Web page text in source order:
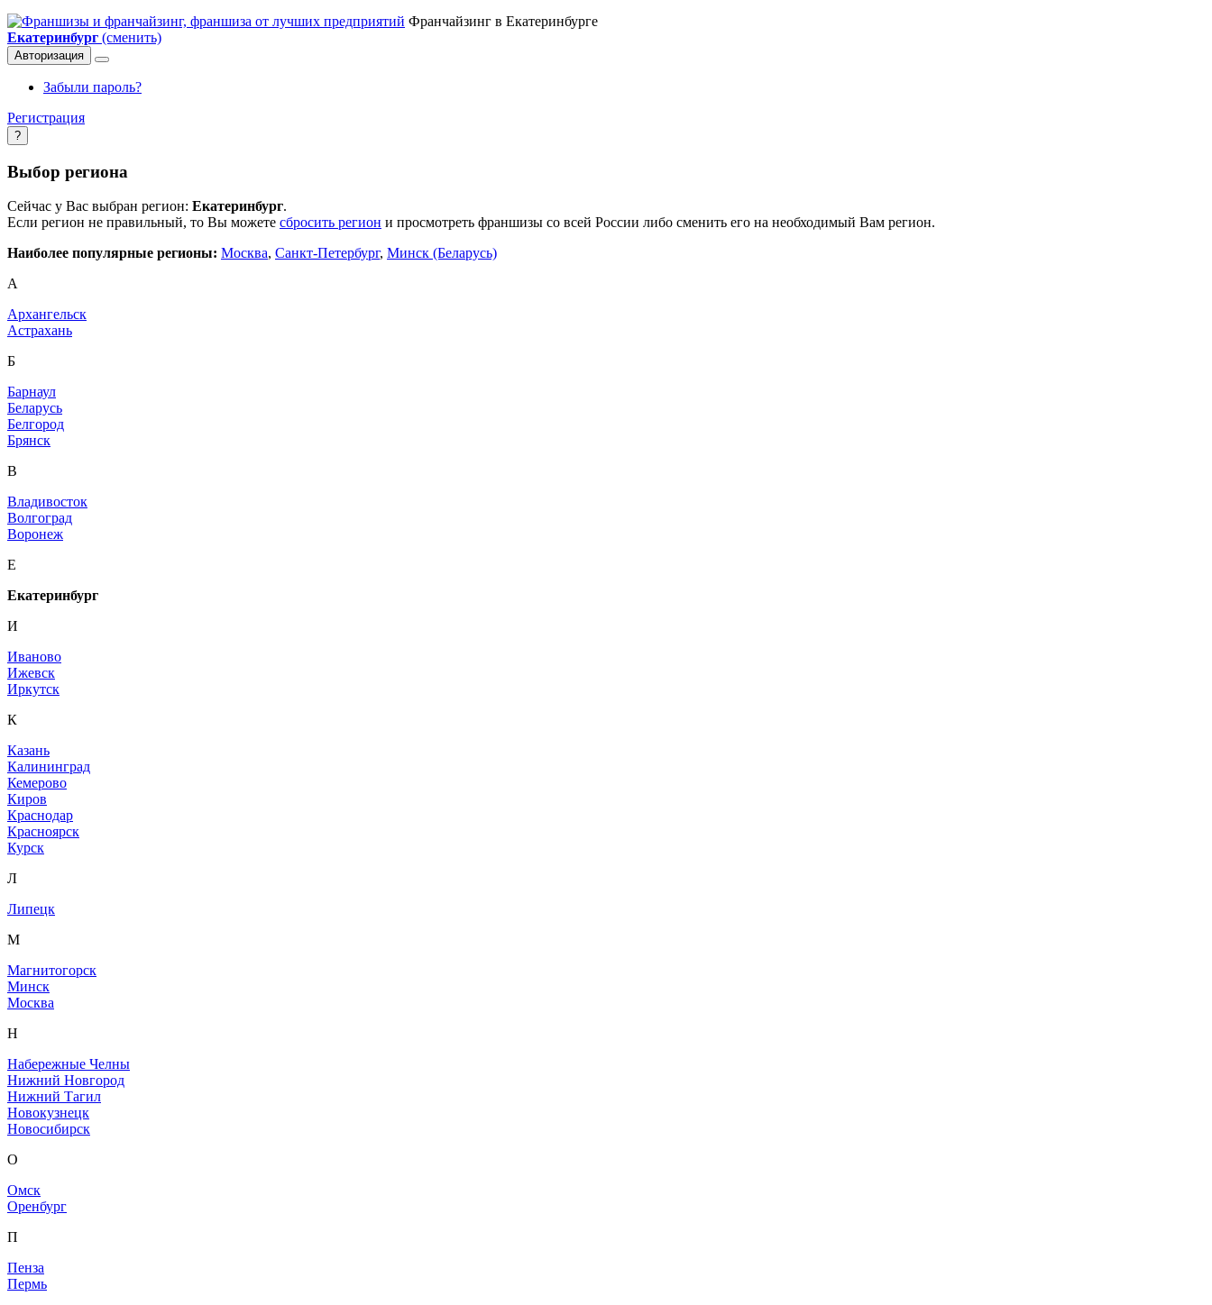
Франчайзинг в Екатеринбурге
Екатеринбург (сменить)
Авторизация
Забыли пароль?
Регистрация
?
Выбор региона
Сейчас у Вас выбран регион: Екатеринбург.
Если регион не правильный, то Вы можете сбросить регион и просмотреть франшизы со всей России либо сменить его на необходимый Вам регион.
Наиболее популярные регионы: Москва, Санкт-Петербург, Минск (Беларусь)
А
Архангельск
Астрахань
Б
Барнаул
Беларусь
Белгород
Брянск
В
Владивосток
Волгоград
Воронеж
Е
Екатеринбург
И
Иваново
Ижевск
Иркутск
К
Казань
Калининград
Кемерово
Киров
Краснодар
Красноярск
Курск
Л
Липецк
М
Магнитогорск
Минск
Москва
Н
Набережные Челны
Нижний Новгород
Нижний Тагил
Новокузнецк
Новосибирск
О
Омск
Оренбург
П
Пенза
Пермь